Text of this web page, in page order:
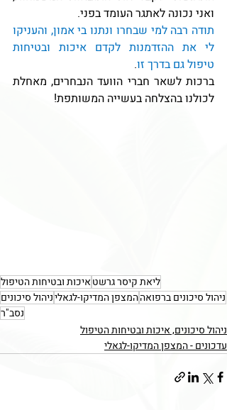
ואני נכונה לאתגר העומד בפני.
טיפול גם בדרך זו.
לכולנו בהצלחה בעשייה המשותפת!
ליאת קיסר גרשטאיכות ובטיחות הטיפול
ניהול סיכונים ברפואההמצפן המדיקו-לגאליניהול סיכונים
נסב"ר
ניהול סיכונים, איכות ובטיחות הטיפול
עדכונים - המצפן המדיקו-לגאלי